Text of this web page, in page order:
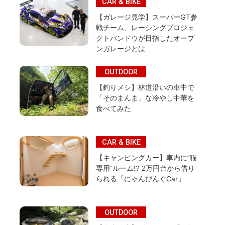
【ガレージ見学】スーパーGT参
戦チーム、レーシングプロジェ
クトバンドウが目指したオープ
ンガレージとは
OUTDOOR
【釣りメシ】林道沿いの車中で
「そのまんま」な冷やし中華を
食べてみた
CAR & BIKE
【キャンピングカー】車内に“猫
専用”ルーム!? 2万円台から借り
られる「にゃんぴんぐCar」
OUTDOOR